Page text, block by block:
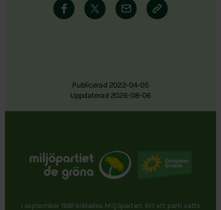
Publicerad 2022-04-05
Uppdaterad 2026-08-06
I september 1981 bildades Miljöpartiet. Att ett parti satte